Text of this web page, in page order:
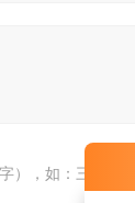
），如：三加四=7